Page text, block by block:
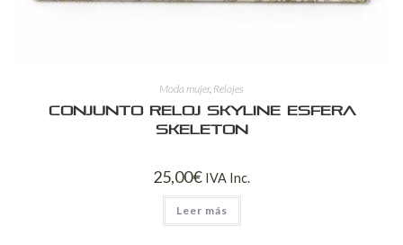
Moda mujer, Relojes
Conjunto Reloj Skyline Esfera
Skeleton
25,00€ IVA Inc.
Leer más